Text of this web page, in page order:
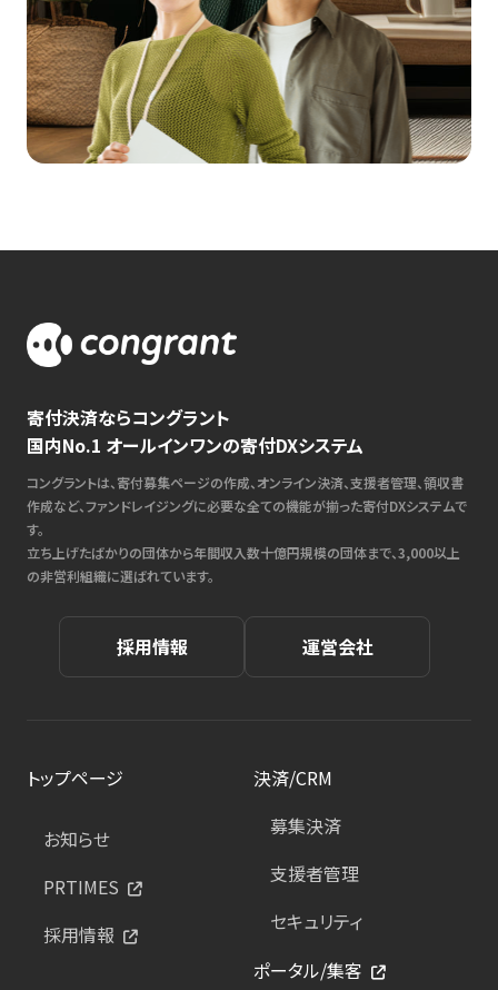
寄付決済ならコングラント
国内No.1 オールインワンの寄付DXシステム
コングラントは、寄付募集ページの作成、オンライン決済、支援者管理、領収書
作成など、ファンドレイジングに必要な全ての機能が揃った寄付DXシステムで
す。
立ち上げたばかりの団体から年間収入数十億円規模の団体まで、3,000以上
の非営利組織に選ばれています。
採用情報 運営会社
トップページ
お知らせ
PRTIMES
採用情報
決済/CRM
募集決済
支援者管理
セキュリティ
ポータル/集客